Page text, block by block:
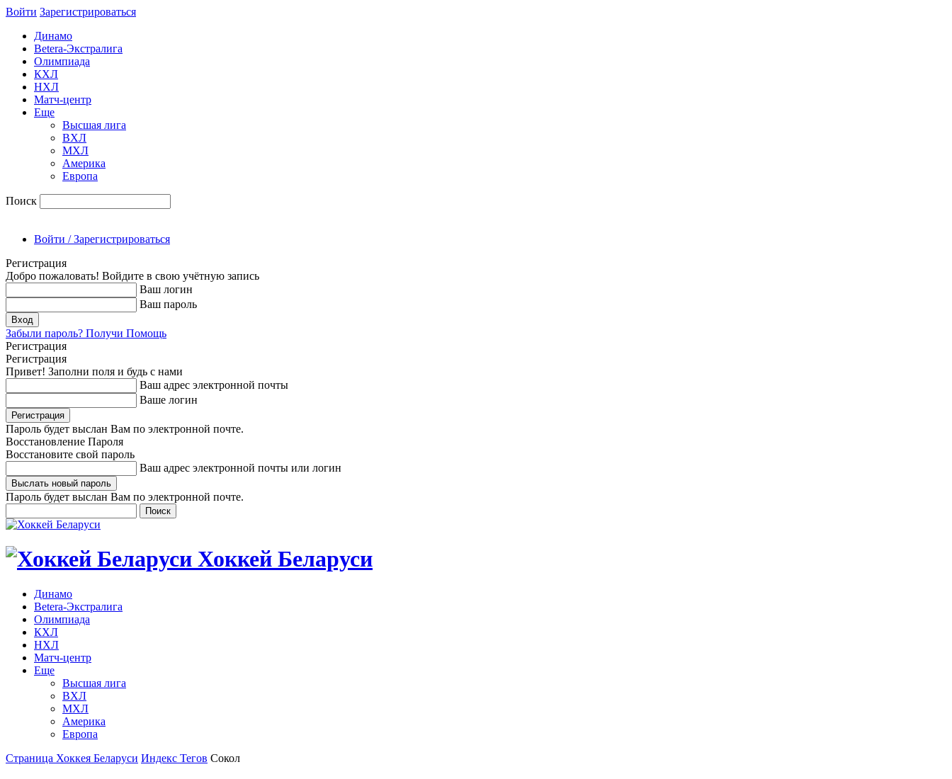
Войти Зарегиcтрироваться
Динамо
Betera-Экстралига
Олимпиада
КХЛ
НХЛ
Матч-центр
Еще
Высшая лига
ВХЛ
МХЛ
Америка
Европа
Поиск
Войти / Зарегистрироваться
Регистрация
Добро пожаловать! Войдите в свою учётную запись
Ваш логин
Ваш пароль
Забыли пароль? Получи Помощь
Регистрация
Регистрация
Привет! Заполни поля и будь с нами
Ваш адрес электронной почты
Ваше логин
Пароль будет выслан Вам по электронной почте.
Восстановление Пароля
Восстановите свой пароль
Ваш адрес электронной почты или логин
Пароль будет выслан Вам по электронной почте.
Хоккей Беларуси
Динамо
Betera-Экстралига
Олимпиада
КХЛ
НХЛ
Матч-центр
Еще
Высшая лига
ВХЛ
МХЛ
Америка
Европа
Страница Хоккея Беларуси Индекс Тегов Сокол